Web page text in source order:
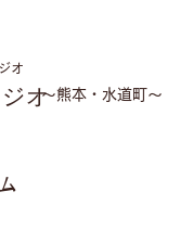
オ
オ
​～熊本・水道町～